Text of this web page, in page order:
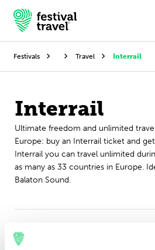
Travel
Experience
Contact
Festivals Travel Interrail
Interrail
Ultimate freedom and unlimited
Europe: buy an Interrail ticket and
Interrail you can travel unlimited
as many as 33 countries in Europe.
Balaton Sound.